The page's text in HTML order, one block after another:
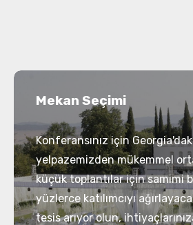
Mekan Seçimi
Konferansınız için
yelpazemizden mükemmel
küçük toplantılar için samimi
yüzlerce katılımcıyı
tesis arıyor olun,